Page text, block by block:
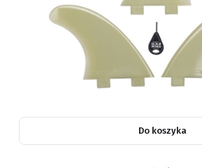
Do koszyka